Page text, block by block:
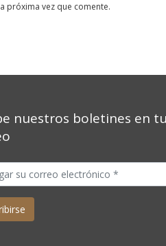
próxima vez que comente.
nuestros boletines en tu